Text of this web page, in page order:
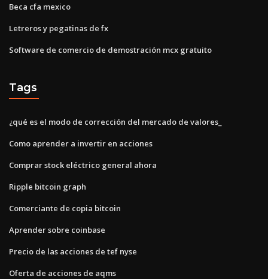
Beca cfa mexico
Letreros y pegatinas de fx
Software de comercio de demostración mcx gratuito
Tags
¿qué es el modo de corrección del mercado de valores_
Como aprender a invertir en acciones
Comprar stock eléctrico general ahora
Ripple bitcoin graph
Comerciante de copia bitcoin
Aprender sobre coinbase
Precio de las acciones de tef nyse
Oferta de acciones de aqms